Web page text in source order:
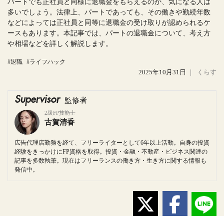
パートでも正社員と同様に退職金をもらえるのか、気になる人は
多いでしょう。法律上、パートであっても、その働きや勤続年数
などによっては正社員と同等に退職金の受け取りが認められるケ
ースもあります。本記事では、パートの退職金について、考え方
や相場などを詳しく解説します。
#退職 #ライフハック
2025年10月31日 ｜ くらす
Supervisor 監修者
2級FP技能士
古賀清香
広告代理店勤務を経て、フリーライターとして6年以上活動。自身の投資
経験をきっかけにFP資格を取得。投資・金融・不動産・ビジネス関連の
記事を多数執筆。現在はフリーランスの働き方・生き方に関する情報も
発信中。